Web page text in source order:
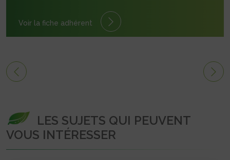
Voir la fiche adhérent
LES SUJETS QUI PEUVENT
VOUS INTÉRESSER